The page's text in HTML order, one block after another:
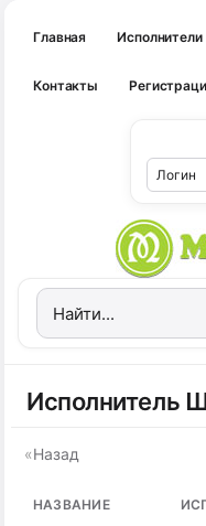
Главная Исполнители
Контакты
Исполнитель
«Назад
НАЗВАНИЕ